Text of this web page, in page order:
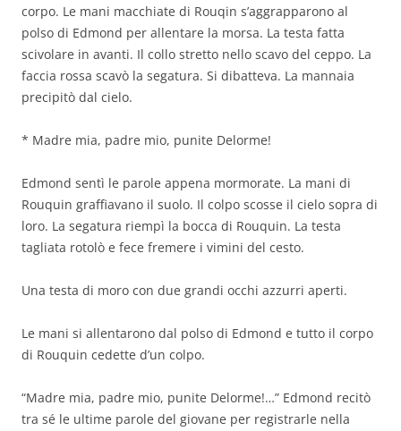
corpo. Le mani macchiate di Rouqin s’aggrapparono al
polso di Edmond per allentare la morsa. La testa fatta
scivolare in avanti. Il collo stretto nello scavo del ceppo. La
faccia rossa scavò la segatura. Si dibatteva. La mannaia
precipitò dal cielo.
* Madre mia, padre mio, punite Delorme!
Edmond sentì le parole appena mormorate. La mani di
Rouquin graffiavano il suolo. Il colpo scosse il cielo sopra di
loro. La segatura riempì la bocca di Rouquin. La testa
tagliata rotolò e fece fremere i vimini del cesto.
Una testa di moro con due grandi occhi azzurri aperti.
Le mani si allentarono dal polso di Edmond e tutto il corpo
di Rouquin cedette d’un colpo.
“Madre mia, padre mio, punite Delorme!…” Edmond recitò
tra sé le ultime parole del giovane per registrarle nella